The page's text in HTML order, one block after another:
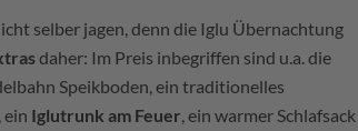
selber jagen, denn die Iglu Übernachtung
daher: Im Preis inbegriffen sind u.a. die
Speikboden, ein traditionelles
ein Iglutrunk am Feuer, ein warmer Schlafsack